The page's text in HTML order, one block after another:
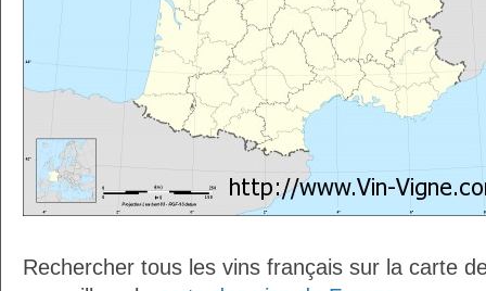
Rechercher tous les vins français sur la carte